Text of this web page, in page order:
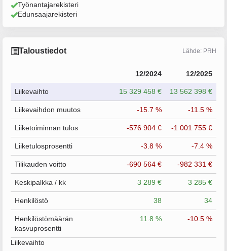
Työnantajarekisteri
Edunsaajarekisteri
Taloustiedot Lähde: PRH
12/2024 12/2025
Liikevaihto 15 329 458 € 13 562 398 €
Liikevaihdon muutos -15.7 % -11.5 %
Liiketoiminnan tulos -576 904 € -1 001 755 €
Liiketulosprosentti -3.8 % -7.4 %
Tilikauden voitto -690 564 € -982 331 €
Keskipalkka / kk 3 289 € 3 285 €
Henkilöstö 38 34
Henkilöstömäärän
kasvuprosentti
11.8 % -10.5 %
Liikevaihto